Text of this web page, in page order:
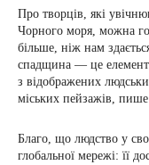
Про творців, які
Чорного моря, можна
більше, ніж нам
спадщина — це
з відображених
міських пейзажів, пише
Благо, що людство у
глобальної мережі: її